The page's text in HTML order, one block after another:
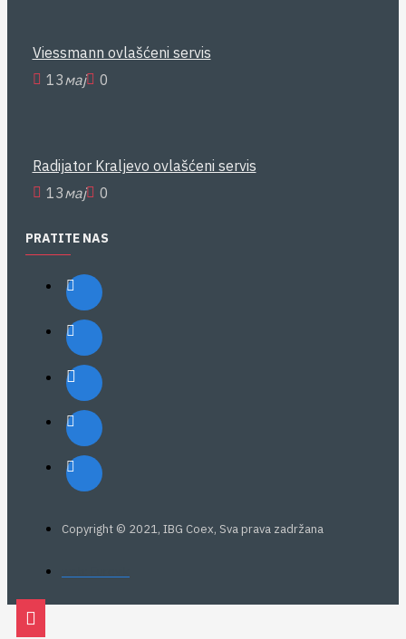
Viessmann ovlašćeni servis
13мај 0
Radijator Kraljevo ovlašćeni servis
13мај 0
PRATITE NAS
Copyright © 2021, IBG Coex, Sva prava zadržana